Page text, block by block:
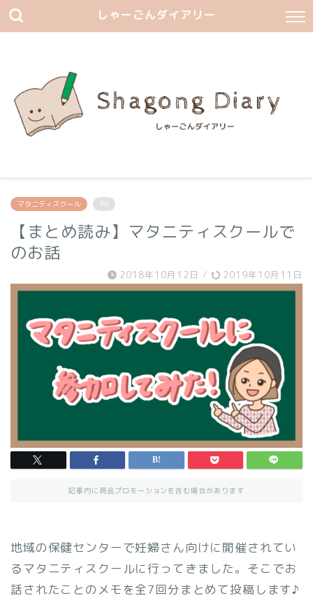
しゃーごんダイアリー
マタニティスクール PR
【まとめ読み】マタニティスクールで
のお話
2018年10月12日 / 2019年10月11日
記事内に商品プロモーションを含む場合があります
地域の保健センターで妊婦さん向けに開催されてい
るマタニティスクールに行ってきました。そこでお
話されたことのメモを全7回分まとめて投稿します♪